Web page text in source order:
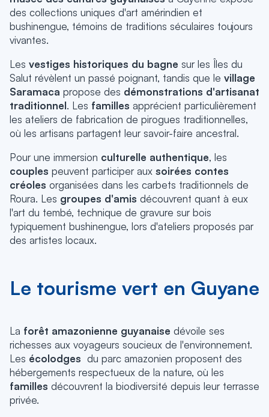
des collections uniques d'art amérindien et
bushinengue, témoins de traditions séculaires toujours
vivantes.
Les vestiges historiques du bagne sur les Îles du
Salut révèlent un passé poignant, tandis que le village
Saramaca propose des démonstrations d'artisanat
traditionnel. Les familles apprécient particulièrement
les ateliers de fabrication de pirogues traditionnelles,
où les artisans partagent leur savoir-faire ancestral.
Pour une immersion culturelle authentique, les
couples peuvent participer aux soirées contes
créoles organisées dans les carbets traditionnels de
Roura. Les groupes d'amis découvrent quant à eux
l'art du tembé, technique de gravure sur bois
typiquement bushinengue, lors d'ateliers proposés par
des artistes locaux.
Le tourisme vert en Guyane
La forêt amazonienne guyanaise dévoile ses
richesses aux voyageurs soucieux de l'environnement.
Les écolodges du parc amazonien proposent des
hébergements respectueux de la nature, où les
familles découvrent la biodiversité depuis leur terrasse
privée.